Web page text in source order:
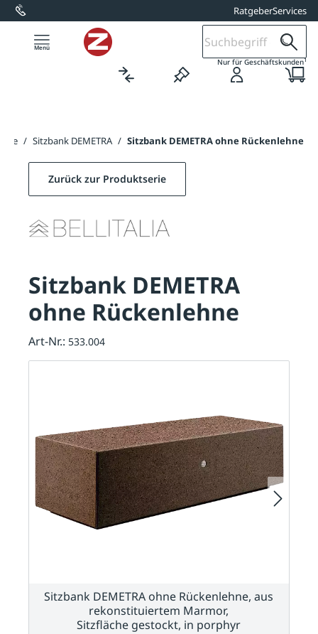
springen RatgeberServices
Nur für Geschäftskunden1
/ Sitzbank DEMETRA / Sitzbank DEMETRA ohne Rückenlehne
Zurück zur Produktserie
Sitzbank DEMETRA
ohne Rückenlehne
Art-Nr.: 533.004
Sitzbank DEMETRA ohne Rückenlehne, aus
rekonstituiertem Marmor,
Sitzfläche gestockt, in porphyr